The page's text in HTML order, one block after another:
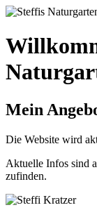
Mein
Die Website wird
Aktuelle Infos sind
zufinden.